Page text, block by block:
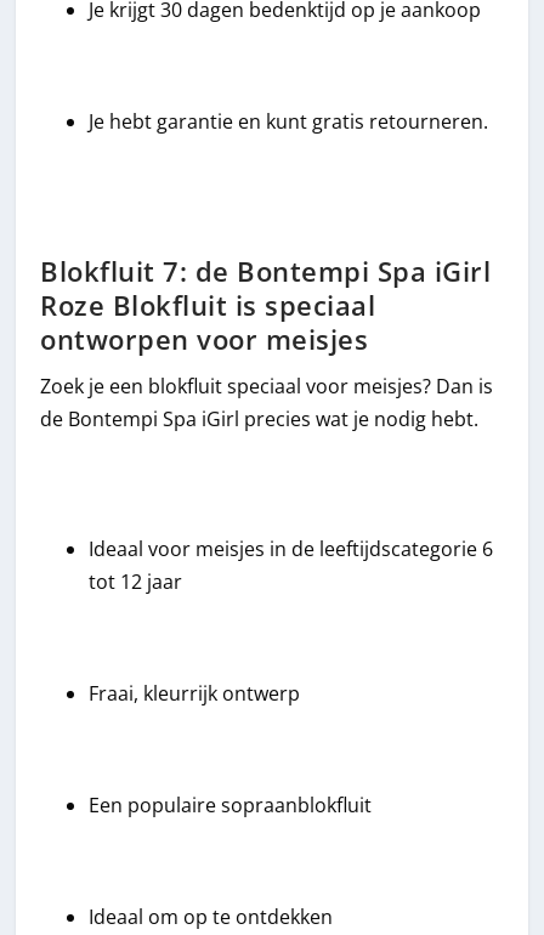
Je krijgt 30 dagen bedenktijd op je aankoop
Je hebt garantie en kunt gratis retourneren.
Blokfluit 7: de Bontempi Spa iGirl
Roze Blokfluit is speciaal
ontworpen voor meisjes
Zoek je een blokfluit speciaal voor meisjes? Dan is
de Bontempi Spa iGirl precies wat je nodig hebt.
Ideaal voor meisjes in de leeftijdscategorie 6
tot 12 jaar
Fraai, kleurrijk ontwerp
Een populaire sopraanblokfluit
Ideaal om op te ontdekken